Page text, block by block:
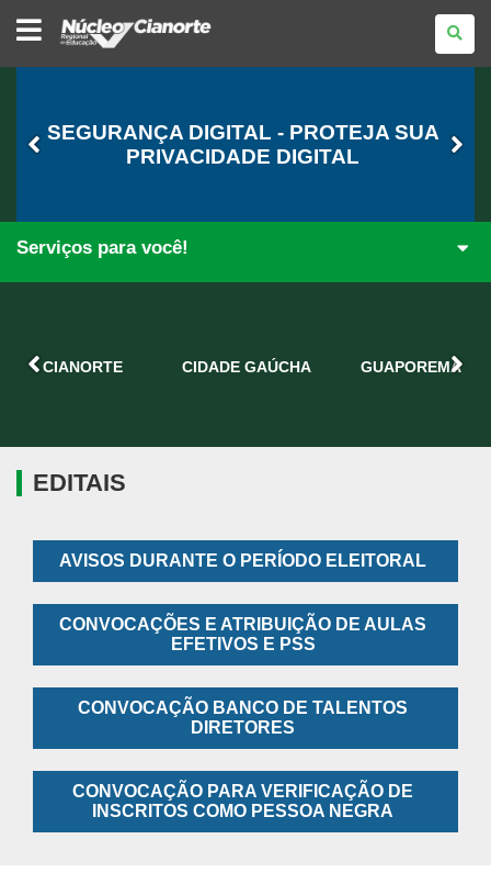
NÚCLEO
REGIONAL
EDUCAÇÃO
SEGURANÇA DIGITAL - PROTEJA SUA
PRIVACIDADE DIGITAL
Serviços para você!
CIANORTE CIDADE GAÚCHA GUAPOREMA
EDITAIS
AVISOS DURANTE O PERÍODO ELEITORAL
CONVOCAÇÕES E ATRIBUIÇÃO DE AULAS
EFETIVOS E PSS
CONVOCAÇÃO BANCO DE TALENTOS
DIRETORES
CONVOCAÇÃO PARA VERIFICAÇÃO DE
INSCRITOS COMO PESSOA NEGRA